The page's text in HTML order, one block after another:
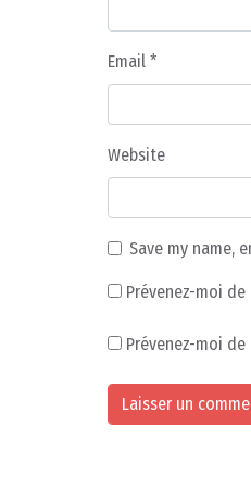
Email *
Website
Save my name,
Prévenez-moi
Prévenez-moi